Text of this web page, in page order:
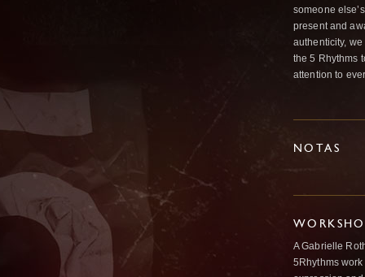
someone
present and
authenticity,
the 5 Rhythms
attention to
NOTAS
A Gabrielle
5Rhythms